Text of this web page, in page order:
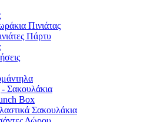
Πινιάτας
Πάρτυ
- Σακουλάκια
Box
Σακουλάκια